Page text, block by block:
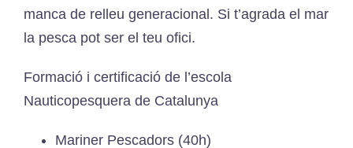
manca de relleu generacional. Si t’agrada el mar
la pesca pot ser el teu ofici.
Formació i certificació de l’escola
Nauticopesquera de Catalunya
Mariner Pescadors (40h)